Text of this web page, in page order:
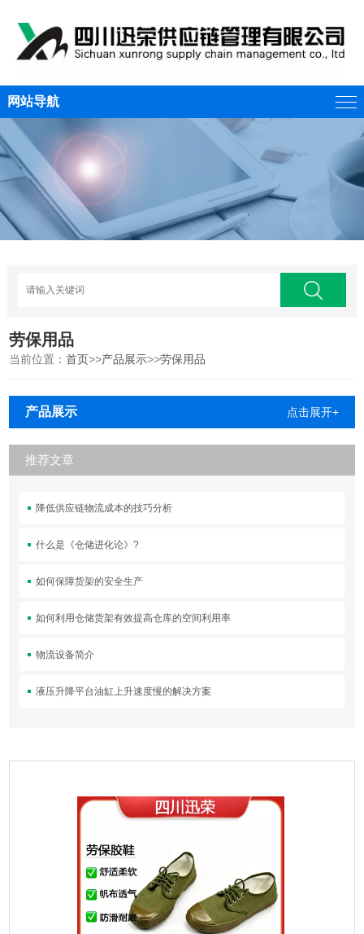
网站导航
劳保用品
当前位置：首页>>产品展示>>劳保用品
产品展示 点击展开+
推荐文章
降低供应链物流成本的技巧分析
什么是《仓储进化论》?
如何保障货架的安全生产
如何利用仓储货架有效提高仓库的空间利用率
物流设备简介
液压升降平台油缸上升速度慢的解决方案